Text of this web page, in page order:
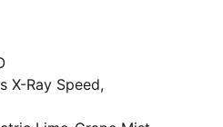
X-Ray Speed,
un máximo